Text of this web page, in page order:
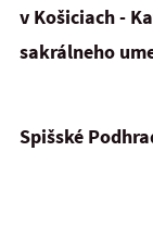
v Košiciach -
sakrálneho
Spišské